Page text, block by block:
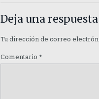
Deja una respuesta
Tu dirección de correo
Comentario *